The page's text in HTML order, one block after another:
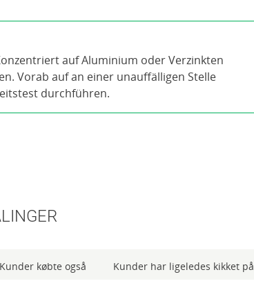
auf Aluminium oder Verzinkten
Vorab auf an einer unauffälligen Stelle
durchführen.
Kunder købte også Kunder har ligeledes kikket på